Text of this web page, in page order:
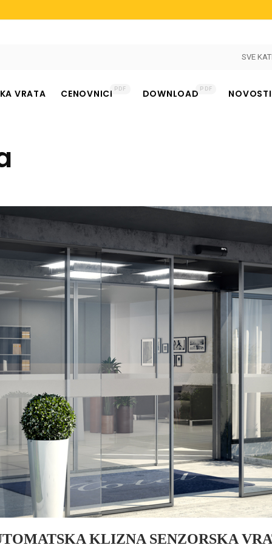
SVE
VRATA CENOVNICI PDF DOWNLOAD PDF NOVOSTI
KLIZNA SENZORSKA